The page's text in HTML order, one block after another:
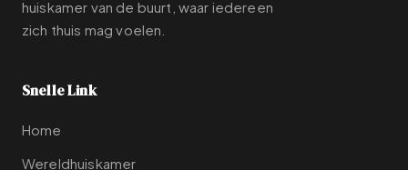
huiskamer van de buurt, waar iedereen
zich thuis mag voelen.
Snelle Link
Home
Wereldhuiskamer